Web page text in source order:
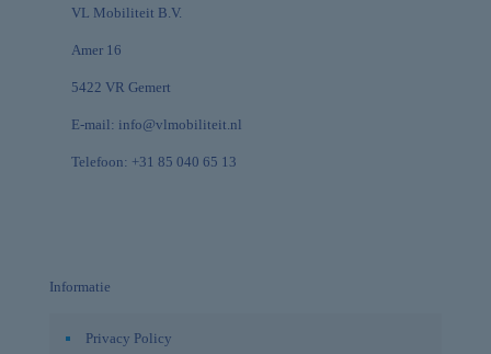
VL Mobiliteit B.V.
Amer 16
5422 VR Gemert
E-mail: info@vlmobiliteit.nl
Telefoon: +31 85 040 65 13
Informatie
Privacy Policy